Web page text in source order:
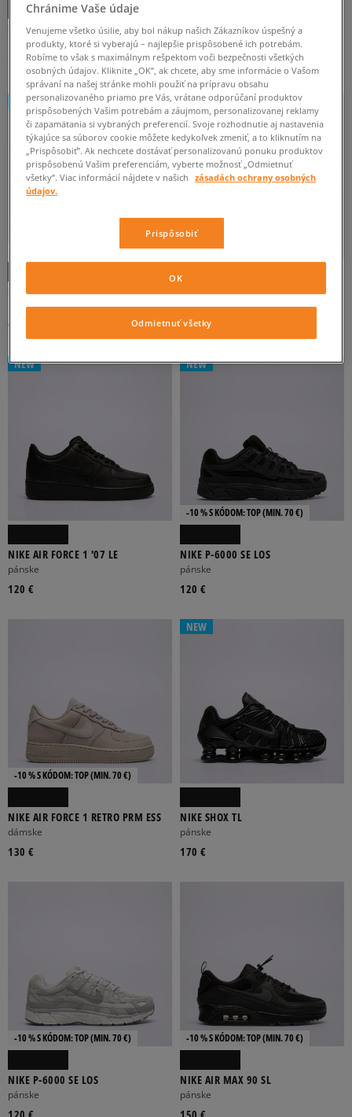
NIKE SHOX TL
pánske
170 €
NIKE AIR FORCE 1 '07
pánske
130 €
NEW
-10 % S KÓDOM: TOP (MIN. 70 €)
NIKE V5 RNR
pánske
90 €
NEW
-10 % S KÓDOM: TOP (MIN. 70 €)
NIKE AIR FORCE 1 07' TECH ESS
pánske
120 €
NEW
NIKE AIR FORCE 1 '07 LE
pánske
120 €
NEW
-10 % S KÓDOM: TOP (MIN. 70 €)
NIKE P-6000 SE LOS
pánske
120 €
-10 % S KÓDOM: TOP (MIN. 70 €)
NIKE AIR FORCE 1 RETRO PRM ESS
dámske
130 €
NEW
NIKE SHOX TL
pánske
170 €
-10 % S KÓDOM: TOP (MIN. 70 €)
NIKE P-6000 SE LOS
pánske
120 €
-10 % S KÓDOM: TOP (MIN. 70 €)
NIKE AIR MAX 90 SL
pánske
150 €
Chránime Vaše údaje
Venujeme všetko úsilie, aby bol nákup našich Zákazníkov úspešný a
produkty, ktoré si vyberajú – najlepšie prispôsobené ich potrebám.
Robíme to však s maximálnym rešpektom voči bezpečnosti všetkých
osobných údajov. Kliknite „OK”, ak chcete, aby sme informácie o Vašom
správaní na našej stránke mohli použiť na prípravu obsahu
personalizovaného priamo pre Vás, vrátane odporúčaní produktov
prispôsobených Vašim potrebám a záujmom, personalizovanej reklamy
či zapamätania si vybraných preferencií. Svoje rozhodnutie aj nastavenia
týkajúce sa súborov cookie môžete kedykoľvek zmeniť, a to kliknutím na
„Prispôsobiť”. Ak nechcete dostávať personalizovanú ponuku produktov
prispôsobenú Vašim preferenciám, vyberte možnosť „Odmietnuť
všetky”. Viac informácií nájdete v našich
zásadách ochrany osobných
údajov.
Prispôsobiť
Odmietnuť všetky
OK